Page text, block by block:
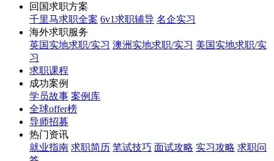
回国求职方案
千里马求职全案 6v1求职辅导 名企实习
海外求职服务
英国实地求职/实习 澳洲实地求职/实习 美国实地求职/实
习
求职课程
成功案例
学员故事 案例库
全球offer榜
导师招募
热门资讯
就业指南 求职简历 笔试技巧 面试攻略 实习攻略 求职问